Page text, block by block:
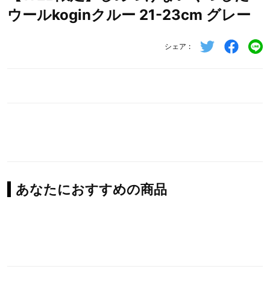
ウールkoginクルー 21-23cm グレー
シェア
あなたにおすすめの商品